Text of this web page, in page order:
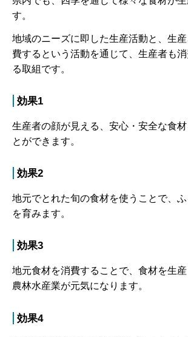
す。
地域のニーズに即した生産活動と、生
費するという活動を通じて、生産者も
る取組です。
効果1
生産者の顔が見える、安心・安全な食
とができます。
効果2
地元でとれた旬の食材を使うことで、
を育みます。
効果3
地元食材を消費することで、食材を生
農林水産業が元気になります。
効果4